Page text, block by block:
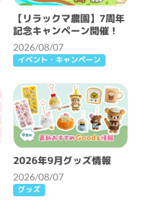
【リラックマ農園】7周年
記念キャンペーン開催！
2026/08/07
イベント・キャンペーン
2026年9月グッズ情報
2026/08/07
グッズ